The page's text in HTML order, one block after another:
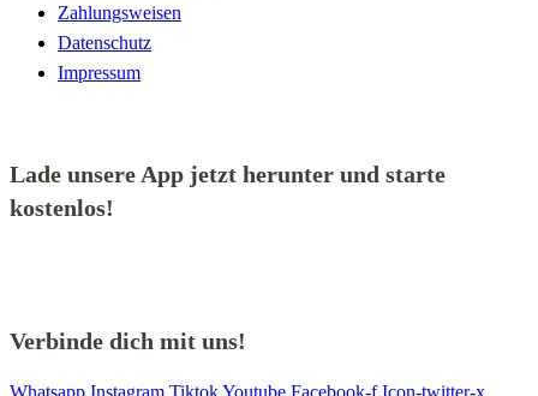
Zahlungsweisen
Datenschutz
Impressum
Lade unsere App jetzt herunter und starte
kostenlos!
Verbinde dich mit uns!